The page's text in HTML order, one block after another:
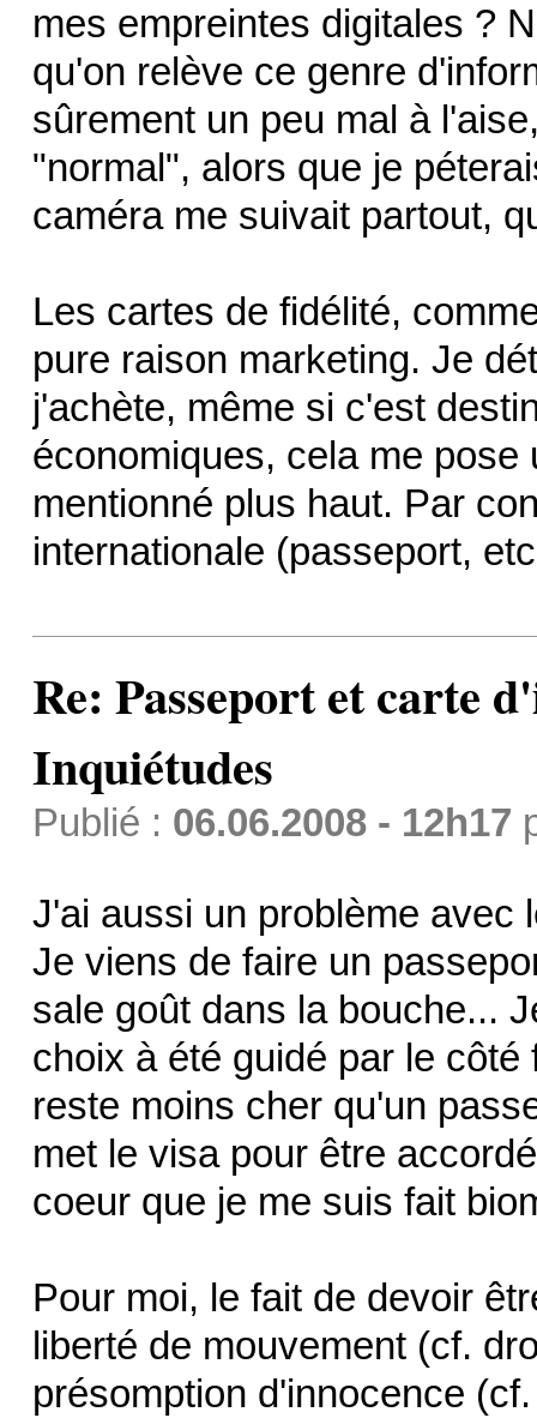
mes empreintes digitales ?
qu'on relève ce genre
sûrement un peu mal à
"normal", alors que je
caméra me suivait partout,
Les cartes de fidélité,
pure raison marketing. Je
j'achète, même si c'est
économiques, cela me
mentionné plus haut. Par
internationale (passeport,
Re: Passeport et carte
Inquiétudes
Publié : 06.06.2008 - 12h17
J'ai aussi un problème avec
Je viens de faire un
sale goût dans la bouche...
choix à été guidé par le
reste moins cher qu'un
met le visa pour être
coeur que je me suis fait
Pour moi, le fait de devoir
liberté de mouvement (cf.
présomption d'innocence